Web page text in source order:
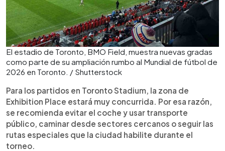
El estadio de Toronto, BMO Field, muestra nuevas gradas
como parte de su ampliación rumbo al Mundial de fútbol de
2026 en Toronto. / Shutterstock
Para los partidos en Toronto Stadium, la zona de
Exhibition Place estará muy concurrida. Por esa razón,
se recomienda evitar el coche y usar transporte
público, caminar desde sectores cercanos o seguir las
rutas especiales que la ciudad habilite durante el
torneo.